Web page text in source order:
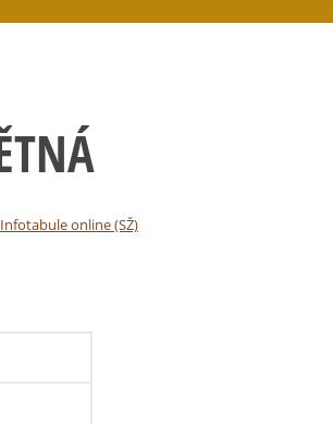
Infotabule online (SŽ)